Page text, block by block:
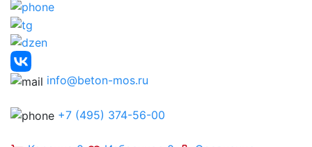
info@beton-mos.ru
+7 (495) 374-56-00